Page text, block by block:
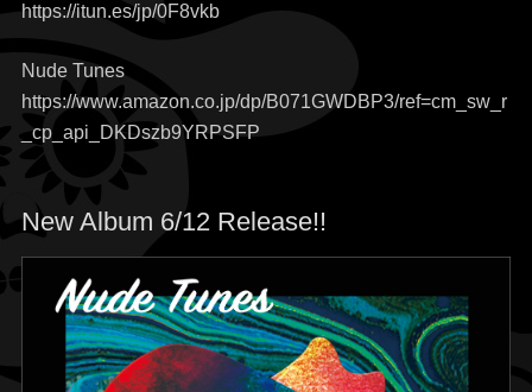
https://itun.es/jp/0F8vkb
Nude Tunes
https://www.amazon.co.jp/dp/B071GWDBP3/ref=cm_sw_r
_cp_api_DKDszb9YRPSFP
New Album 6/12 Release!!